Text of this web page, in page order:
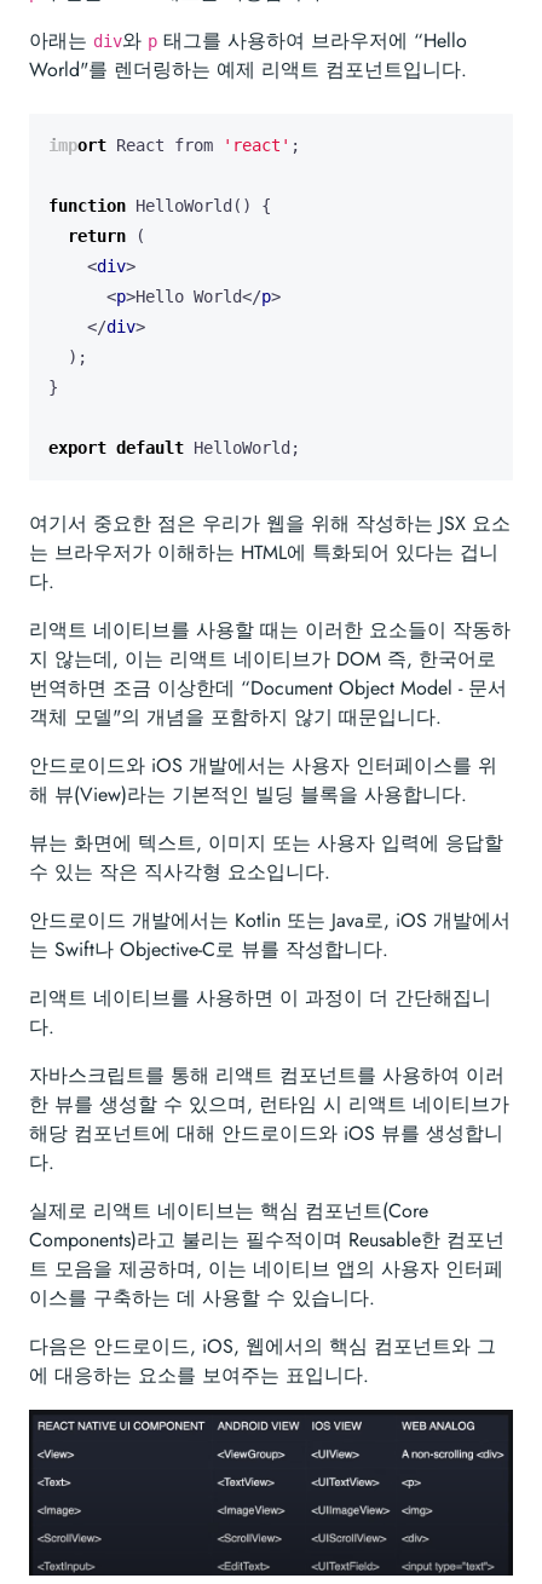
아래는 div와 p 태그를 사용하여 브라우저에 “Hello
World"를 렌더링하는 예제 리액트 컴포넌트입니다.
import React from 'react' ;
function HelloWorld ()
{
return
(
<div>
<p>Hello World</p>
</div>
);
}
export default HelloWorld ;
여기서 중요한 점은 우리가 웹을 위해 작성하는 JSX 요소
는 브라우저가 이해하는 HTML에 특화되어 있다는 겁니
다.
리액트 네이티브를 사용할 때는 이러한 요소들이 작동하
지 않는데, 이는 리액트 네이티브가 DOM 즉, 한국어로
번역하면 조금 이상한데 “Document Object Model - 문서
객체 모델"의 개념을 포함하지 않기 때문입니다.
안드로이드와 iOS 개발에서는 사용자 인터페이스를 위
해 뷰(View)라는 기본적인 빌딩 블록을 사용합니다.
뷰는 화면에 텍스트, 이미지 또는 사용자 입력에 응답할
수 있는 작은 직사각형 요소입니다.
안드로이드 개발에서는 Kotlin 또는 Java로, iOS 개발에서
는 Swift나 Objective-C로 뷰를 작성합니다.
리액트 네이티브를 사용하면 이 과정이 더 간단해집니
다.
자바스크립트를 통해 리액트 컴포넌트를 사용하여 이러
한 뷰를 생성할 수 있으며, 런타임 시 리액트 네이티브가
해당 컴포넌트에 대해 안드로이드와 iOS 뷰를 생성합니
다.
실제로 리액트 네이티브는 핵심 컴포넌트(Core
Components)라고 불리는 필수적이며 Reusable한 컴포넌
트 모음을 제공하며, 이는 네이티브 앱의 사용자 인터페
이스를 구축하는 데 사용할 수 있습니다.
다음은 안드로이드, iOS, 웹에서의 핵심 컴포넌트와 그
에 대응하는 요소를 보여주는 표입니다.